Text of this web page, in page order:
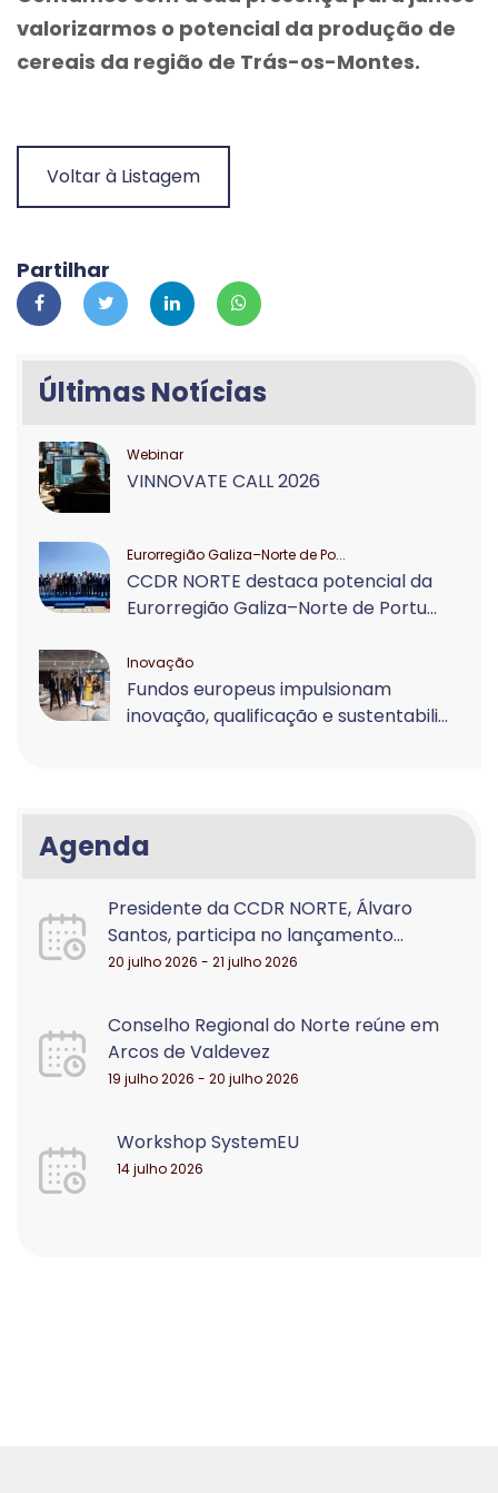
valorizarmos o potencial da produção de
cereais da região de Trás-os-Montes.
Voltar à Listagem
Partilhar
Últimas Notícias
Webinar
VINNOVATE CALL 2026
Eurorregião Galiza–Norte de Po...
CCDR NORTE destaca potencial da
Eurorregião Galiza–Norte de Portu...
Inovação
Fundos europeus impulsionam
inovação, qualificação e sustentabili...
Agenda
Presidente da CCDR NORTE, Álvaro
Santos, participa no lançamento...
20 julho 2026 - 21 julho 2026
Conselho Regional do Norte reúne em
Arcos de Valdevez
19 julho 2026 - 20 julho 2026
Workshop SystemEU
14 julho 2026